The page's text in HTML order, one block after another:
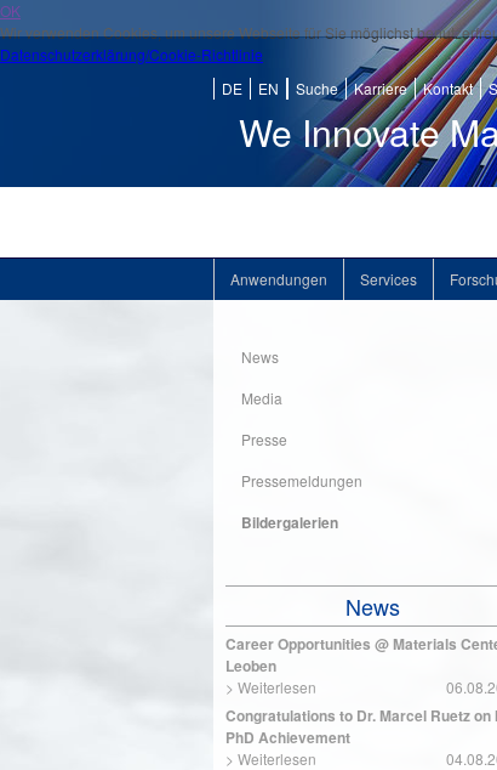
OK
Wir verwenden Cookies, um unsere Webseite für Sie möglichst
Datenschutzerklärung/Cookie-Richtlinie
We Innovate
DE EN Suche Karriere Kontakt
Anwendungen Services
News
Media
Presse
Pressemeldungen
Bildergalerien
News
Career Opportunities @ Materials
Leoben
> Weiterlesen
Congratulations to Dr. Marcel Ruetz on
PhD Achievement
> Weiterlesen